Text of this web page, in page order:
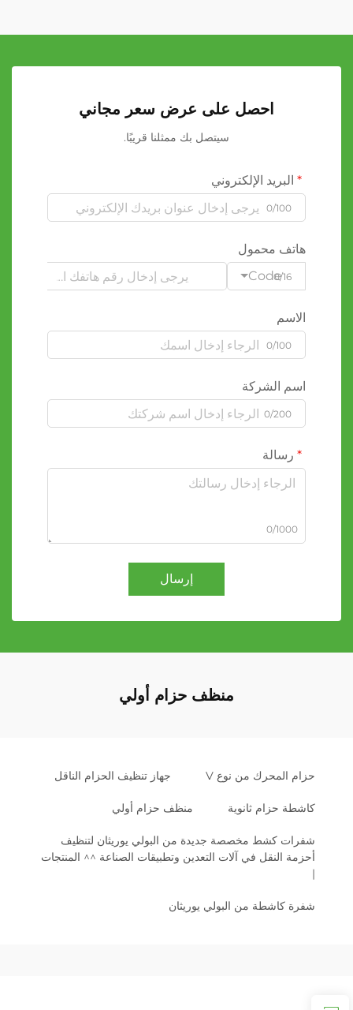
احصل على عرض سعر مجاني
سيتصل بك ممثلنا قريبًا.
البريد الإلكتروني
0/100
هاتف محمول
Code0/16
الاسم
0/100
اسم الشركة
0/200
رسالة
0/1000
إرسال
منظف حزام أولي
حزام المحرك من نوع V جهاز تنظيف الحزام الناقل
كاشطة حزام ثانوية منظف حزام أولي
شفرات كشط مخصصة جديدة من البولي يوريثان لتنظيف
أحزمة النقل في آلات التعدين وتطبيقات الصناعة ^^ المنتجات
|
شفرة كاشطة من البولي يوريثان